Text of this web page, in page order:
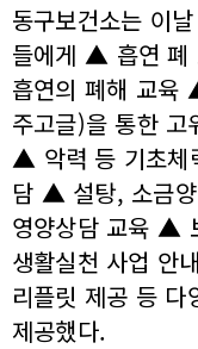
동구보건소는 이
들에게 ▲ 흡연 폐
흡연의 폐해 교육
주고글)을 통한 고
▲ 악력 등 기초체
담 ▲ 설탕, 소금
영양상담 교육 ▲
생활실천 사업 안
리플릿 제공 등 다
제공했다.